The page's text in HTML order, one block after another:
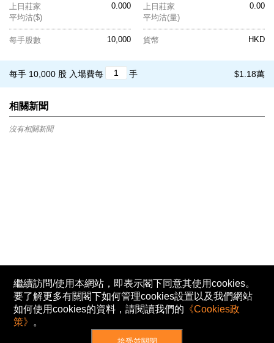
0.000
上日莊家
平均沽($)
0.00
上日莊家
平均沽(量)
10,000
每手股數 HKD
貨幣
$1.18萬
每手 10,000 股 入場費每 手
相關新聞
沒有相關新聞
繼續訪問/使用本網站，即表示閣下同意其使用cookies。
要了解更多有關閣下如何管理cookies設置以及我們網站
如何使用cookies的資料，請閱讀我們的 《Cookies政
策》 。